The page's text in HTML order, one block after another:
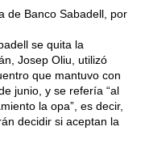
de Banco Sabadell, por
se quita la
Josep Oliu, utilizó
que mantuvo con
junio, y se refería “al
la opa”, es decir,
decidir si aceptan la